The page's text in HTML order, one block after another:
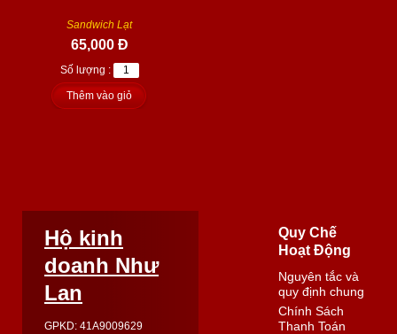
Sandwich Lạt
65,000 Đ
Số lượng :
Thêm vào giỏ
Hộ kinh
doanh Như
Lan
GPKD: 41A9009629
Quy Chế
Hoạt Động
Nguyên tắc và
quy định chung
Chính Sách
Thanh Toán